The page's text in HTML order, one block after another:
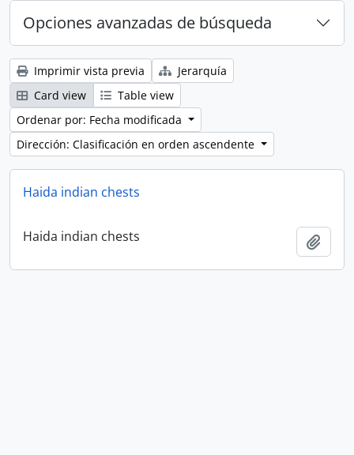
Opciones avanzadas de búsqueda
Imprimir vista previa
Jerarquía
Card view
Table view
Ordenar por: Fecha modificada
Dirección: Clasificación en orden ascendente
Haida indian chests
Haida indian chests